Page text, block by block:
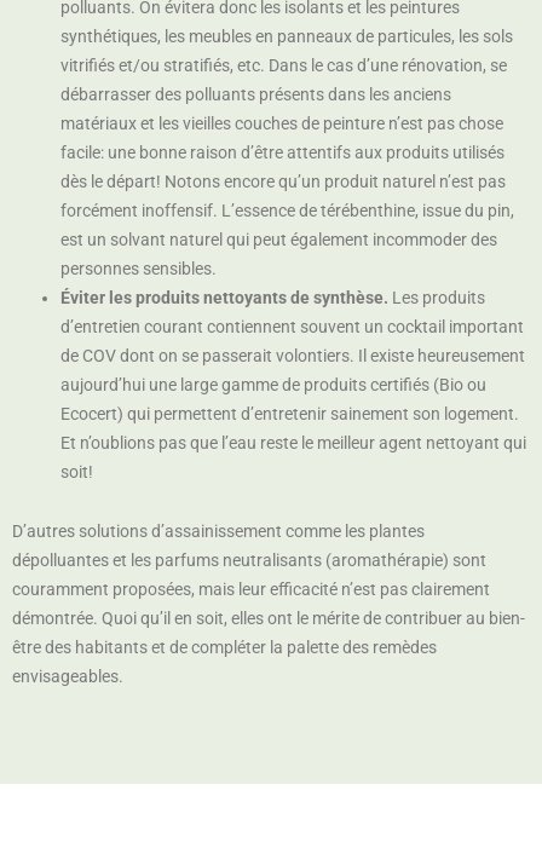
polluants. On évitera donc les isolants et les peintures
synthétiques, les meubles en panneaux de particules, les sols
vitrifiés et/ou stratifiés, etc. Dans le cas d’une rénovation, se
débarrasser des polluants présents dans les anciens
matériaux et les vieilles couches de peinture n’est pas chose
facile: une bonne raison d’être attentifs aux produits utilisés
dès le départ! Notons encore qu’un produit naturel n’est pas
forcément inoffensif. L’essence de térébenthine, issue du pin,
est un solvant naturel qui peut également incommoder des
personnes sensibles.
Éviter les produits nettoyants de synthèse. Les produits
d’entretien courant contiennent souvent un cocktail important
de COV dont on se passerait volontiers. Il existe heureusement
aujourd’hui une large gamme de produits certifiés (Bio ou
Ecocert) qui permettent d’entretenir sainement son logement.
Et n’oublions pas que l’eau reste le meilleur agent nettoyant qui
soit!
D’autres solutions d’assainissement comme les plantes
dépolluantes et les parfums neutralisants (aromathérapie) sont
couramment proposées, mais leur efficacité n’est pas clairement
démontrée. Quoi qu’il en soit, elles ont le mérite de contribuer au bien-
être des habitants et de compléter la palette des remèdes
envisageables.